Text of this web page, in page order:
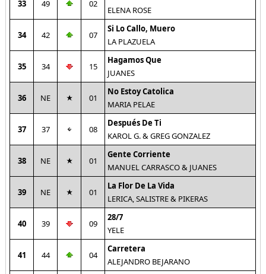
33 49 02
ELENA ROSE
34 42 07
Si Lo Callo, Muero
LA PLAZUELA
35 34 15
Hagamos Que
JUANES
36 NE 01
No Estoy Catolica
MARIA PELAE
37 37 08
Después De Ti
KAROL G. & GREG GONZALEZ
38 NE 01
Gente Corriente
MANUEL CARRASCO & JUANES
39 NE 01
La Flor De La Vida
LERICA, SALISTRE & PIKERAS
40 39 09
28/7
YELE
41 44 04
Carretera
ALEJANDRO BEJARANO